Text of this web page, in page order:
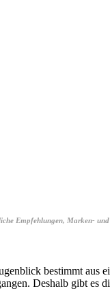
Empfehlungen, Marken-
bestimmt aus
Deshalb gibt es